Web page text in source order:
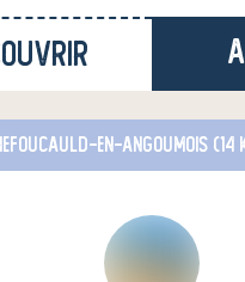
en-Angoumois (14